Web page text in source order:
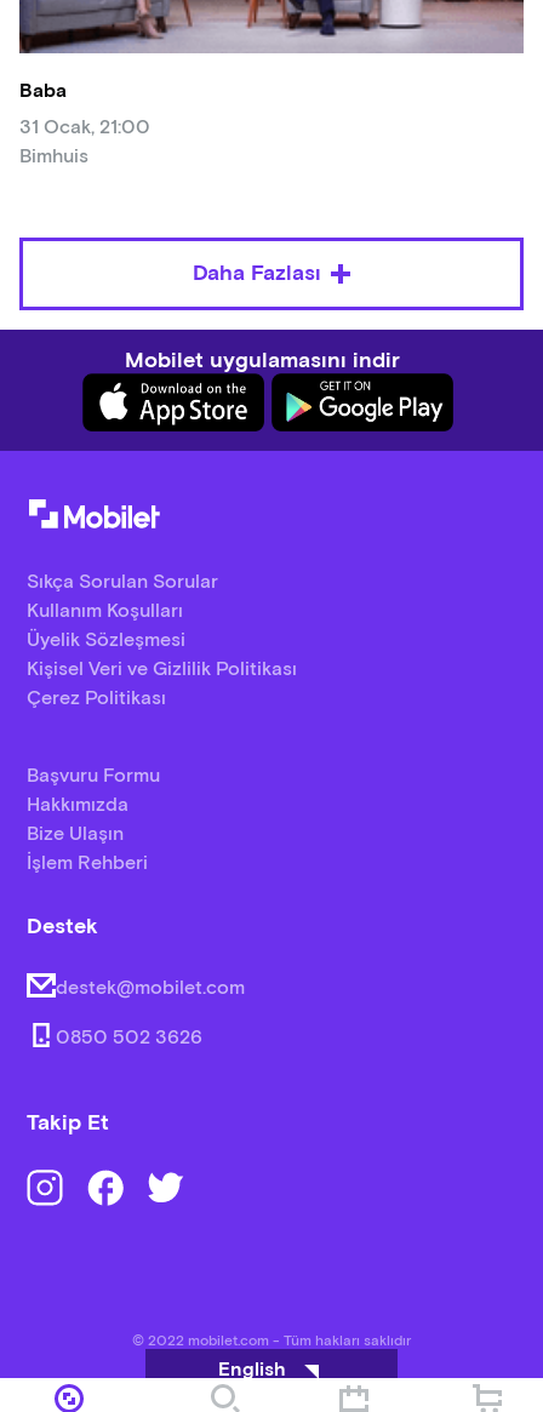
Baba
31 Ocak, 21:00
Bimhuis
Daha Fazlası
Mobilet uygulamasını indir
Sıkça Sorulan Sorular
Kullanım Koşulları
Üyelik Sözleşmesi
Kişisel Veri ve Gizlilik Politikası
Çerez Politikası
Başvuru Formu
Hakkımızda
Bize Ulaşın
İşlem Rehberi
Destek
destek@mobilet.com
0850 502 3626
Takip Et
© 2022 mobilet.com - Tüm hakları saklıdır
English